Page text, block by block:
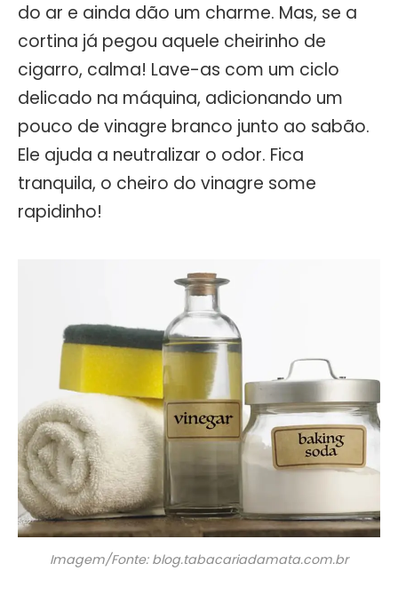
do ar e ainda dão um charme. Mas, se a
cortina já pegou aquele cheirinho de
cigarro, calma! Lave-as com um ciclo
delicado na máquina, adicionando um
pouco de vinagre branco junto ao sabão.
Ele ajuda a neutralizar o odor. Fica
tranquila, o cheiro do vinagre some
rapidinho!
Imagem/Fonte: blog.tabacariadamata.com.br